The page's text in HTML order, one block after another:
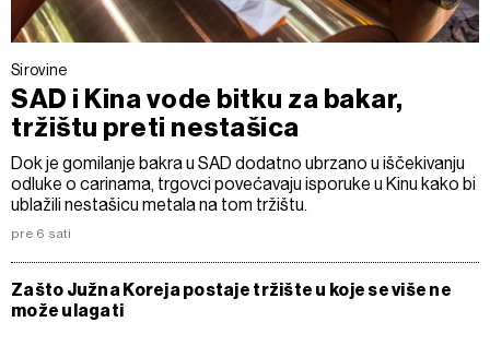
Sirovine
SAD i Kina vode bitku za bakar,
tržištu preti nestašica
Dok je gomilanje bakra u SAD dodatno ubrzano u iščekivanju
odluke o carinama, trgovci povećavaju isporuke u Kinu kako bi
ublažili nestašicu metala na tom tržištu.
pre 6 sati
Zašto Južna Koreja postaje tržište u koje se više ne
može ulagati